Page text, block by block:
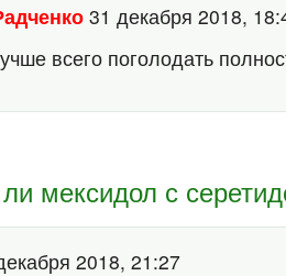
31 декабря 2018,
всего поголодать
мексидол с
2018, 21:27